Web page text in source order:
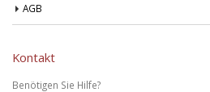
AGB
Kontakt
Benötigen Sie Hilfe?